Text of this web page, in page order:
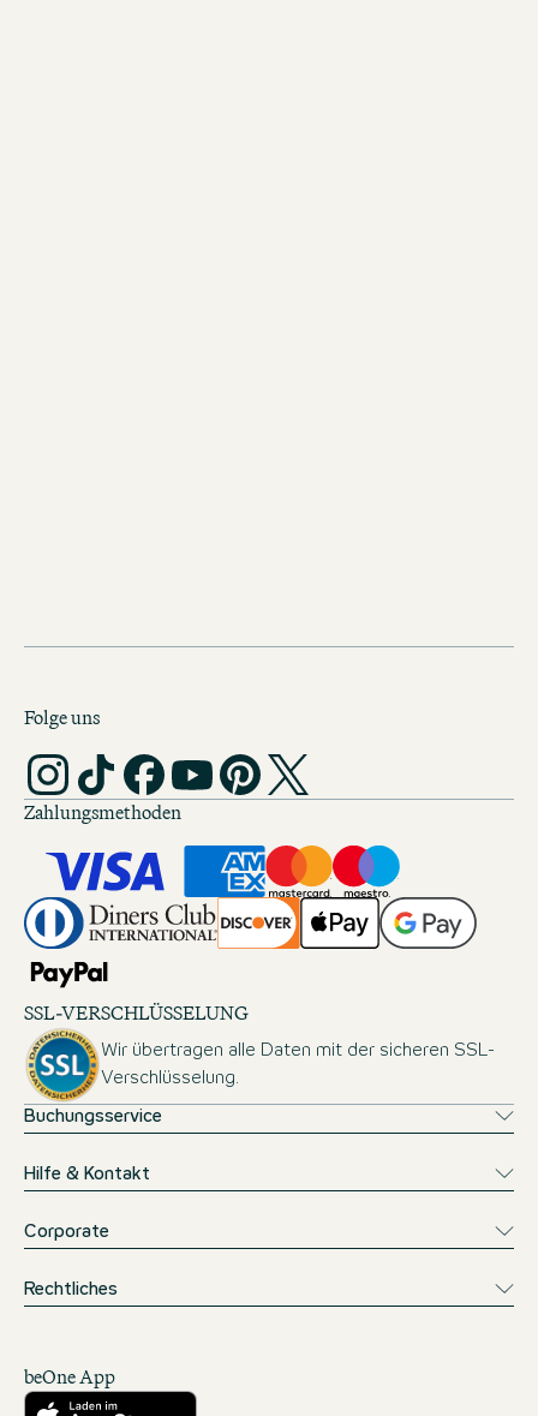
Folge uns
Zahlungsmethoden
SSL-VERSCHLÜSSELUNG
Wir übertragen alle Daten mit der sicheren SSL-
Verschlüsselung.
Buchungsservice
Hilfe & Kontakt
Corporate
Rechtliches
beOne App
Herunterladen aus dem App Store